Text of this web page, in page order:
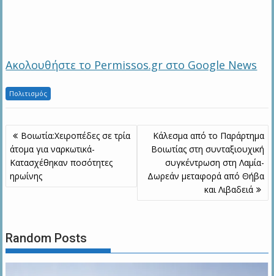
Ακολουθήστε το Permissos.gr στο Google News
Πολιτισμός
Πλοήγηση
άρθρων
Boιωτία:Χειροπέδες σε τρία
άτομα για ναρκωτικά-
Κατασχέθηκαν ποσότητες
ηρωίνης
Κάλεσμα από το Παράρτημα
Βοιωτίας στη συνταξιουχική
συγκέντρωση στη Λαμία-
Δωρεάν μεταφορά από Θήβα
και Λιβαδειά
Random Posts